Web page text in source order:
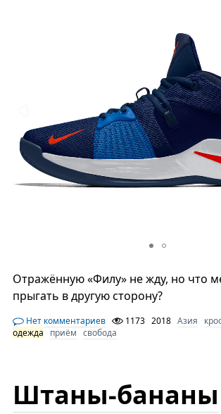
Отражённую «Филу» не жду, но что
прыгать в другую сторону?
Нет комментариев 1173 2018 Азия
одежда
приём свобода
Штаны-бананы